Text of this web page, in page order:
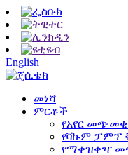
English
መነሻ
ምርቶች
የአየር
የቫኩም ፓምፕ
የማቀዝቀዣ